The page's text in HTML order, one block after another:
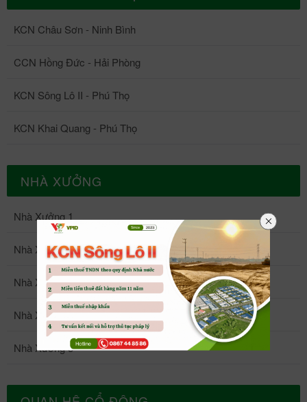
KCN Châu Sơn - Ninh Bình
CCN Hồng Đức - Hải Phòng
KCN Sông Lô II - Phú Thọ
KCN Khai Quang - Phú Thọ
NHÀ XƯỞNG
Nhà Xưởng 1
Nhà Xưởng 2
Nhà Xưởng 3
Nhà Xưởng 4
Nhà Xưởng 5